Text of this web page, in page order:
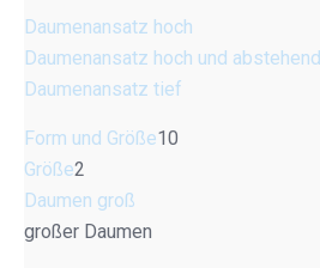
Daumenansatz hoch
Daumenansatz hoch und abstehend
Daumenansatz tief
Form und Größe10
Größe2
Daumen groß
großer Daumen